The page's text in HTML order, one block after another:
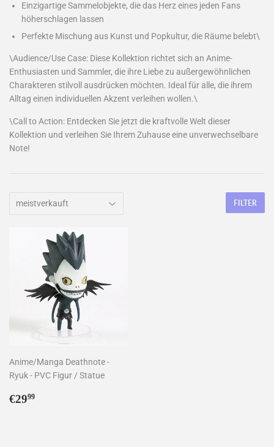
Einzigartige Sammelobjekte, die das Herz eines jeden Fans
höherschlagen lassen
Perfekte Mischung aus Kunst und Popkultur, die Räume belebt\
\Audience/Use Case: Diese Kollektion richtet sich an Anime-
Enthusiasten und Sammler, die ihre Liebe zu außergewöhnlichen
Charakteren stilvoll ausdrücken möchten. Ideal für alle, die ihrem
Alltag einen individuellen Akzent verleihen wollen.\
\Call to Action: Entdecken Sie jetzt die kraftvolle Welt dieser
Kollektion und verleihen Sie Ihrem Zuhause eine unverwechselbare
Note!
FILTER
Anime/Manga Deathnote -
Ryuk - PVC Figur / Statue
Normaler
€2999